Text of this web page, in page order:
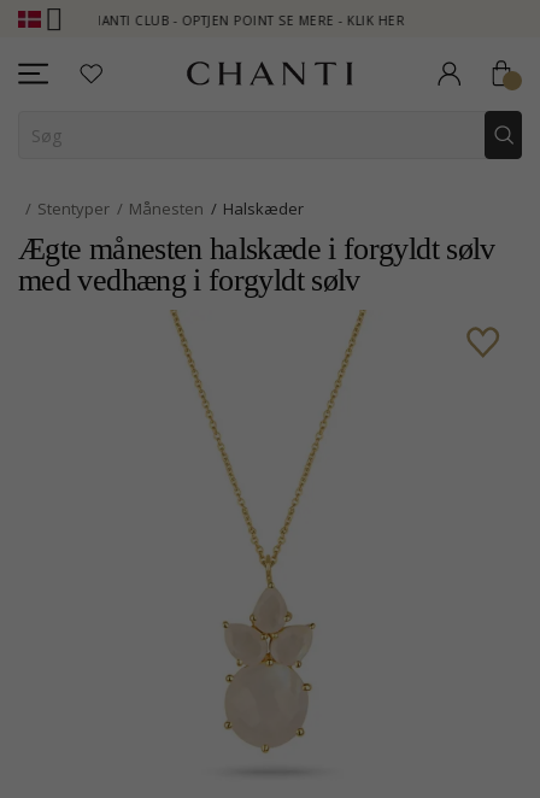
CHANTI CLUB - OPTJEN POINT SE MERE - KLIK HER
Stentyper Månesten Halskæder
Ægte månesten halskæde i forgyldt sølv
med vedhæng i forgyldt sølv